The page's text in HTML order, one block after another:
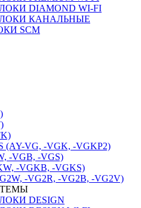
DIAMOND WI-FI
КАНАЛЬНЫЕ
SCM
(AY-VG, -VGK, -VGKP2)
-VGB, -VGS)
-VGKB, -VGKS)
-VG2R, -VG2B, -VG2V)
DESIGN